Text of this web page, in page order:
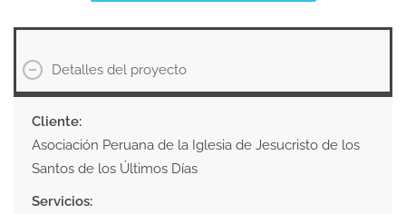
Detalles del proyecto
Cliente:
Asociación Peruana de la Iglesia de Jesucristo de los
Santos de los Últimos Días
Servicios: